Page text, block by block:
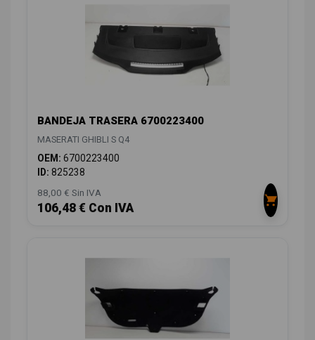
BANDEJA TRASERA 6700223400
MASERATI GHIBLI S Q4
OEM: 6700223400
ID: 825238
88,00 € Sin IVA
106,48 € Con IVA